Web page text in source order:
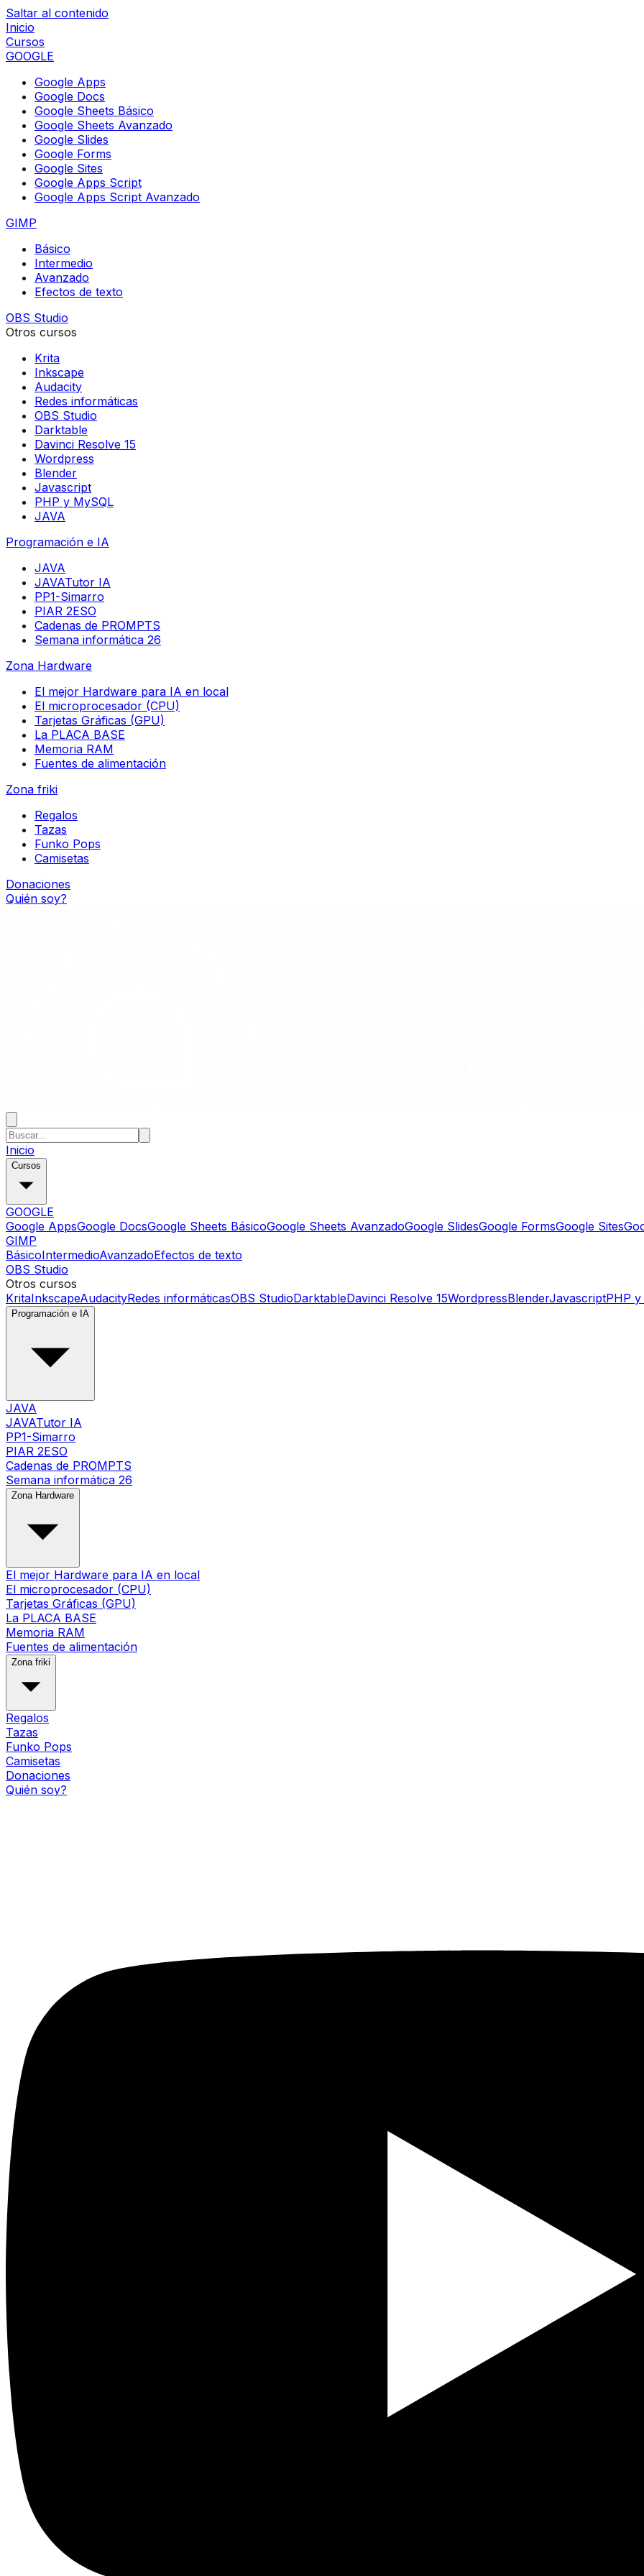
Saltar al contenido
Inicio
Cursos
GOOGLE
Google Apps
Google Docs
Google Sheets Básico
Google Sheets Avanzado
Google Slides
Google Forms
Google Sites
Google Apps Script
Google Apps Script Avanzado
GIMP
Básico
Intermedio
Avanzado
Efectos de texto
OBS Studio
Otros cursos
Krita
Inkscape
Audacity
Redes informáticas
OBS Studio
Darktable
Davinci Resolve 15
Wordpress
Blender
Javascript
PHP y MySQL
JAVA
Programación e IA
JAVA
JAVATutor IA
PP1-Simarro
PIAR 2ESO
Cadenas de PROMPTS
Semana informática 26
Zona Hardware
El mejor Hardware para IA en local
El microprocesador (CPU)
Tarjetas Gráficas (GPU)
La PLACA BASE
Memoria RAM
Fuentes de alimentación
Zona friki
Regalos
Tazas
Funko Pops
Camisetas
Donaciones
Quién soy?
Inicio
Cursos
GOOGLE
Google AppsGoogle DocsGoogle Sheets BásicoGoogle Sheets AvanzadoGoogle SlidesGoogle FormsGoogle Sites
GIMP
BásicoIntermedioAvanzadoEfectos de texto
OBS Studio
Otros cursos
KritaInkscapeAudacityRedes informáticasOBS StudioDarktableDavinci Resolve 15WordpressBlenderJavascriptPHP
Programación e IA
JAVA
JAVATutor IA
PP1-Simarro
PIAR 2ESO
Cadenas de PROMPTS
Semana informática 26
Zona Hardware
El mejor Hardware para IA en local
El microprocesador (CPU)
Tarjetas Gráficas (GPU)
La PLACA BASE
Memoria RAM
Fuentes de alimentación
Zona friki
Regalos
Tazas
Funko Pops
Camisetas
Donaciones
Quién soy?